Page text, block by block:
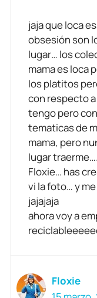
jaja que loca
obsesión son
lugar… los
mama es loca
los platitos
con respecto
tengo pero
tematicas de
mama, pero
lugar traerme….
Floxie… has
vi la foto… y me
jajajaja
ahora voy a
Floxie